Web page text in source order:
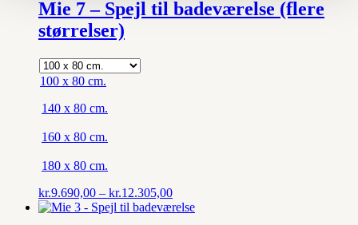
Mie 7 – Spejl til badeværelse (flere
størrelser)
100 x 80 cm.
140 x 80 cm.
160 x 80 cm.
180 x 80 cm.
kr.9.690,00 – kr.12.305,00Prisinterval:
kr.9.690,00